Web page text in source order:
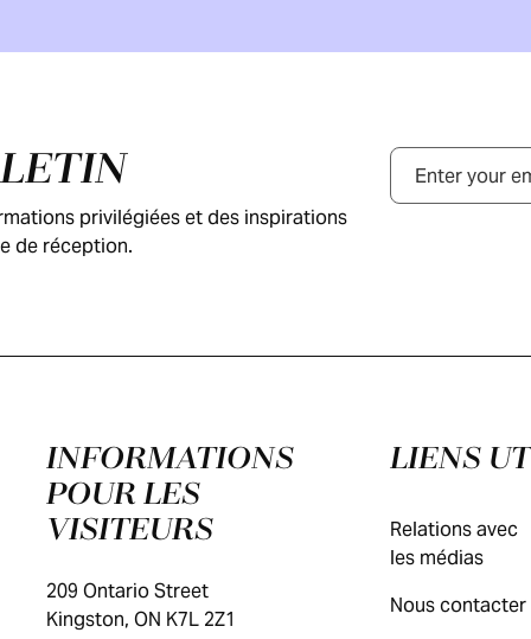
privilégiées et des inspirations
de réception.
Courriel
INFORMATIONS
POUR LES
VISITEURS
209 Ontario Street
Kingston, ON K7L 2Z1
LIENS
Relations avec
les médias
Nous contacter